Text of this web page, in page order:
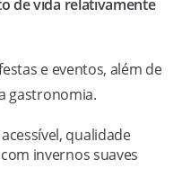
de vida relativamente
e eventos, além de
gastronomia.
qualidade
invernos suaves